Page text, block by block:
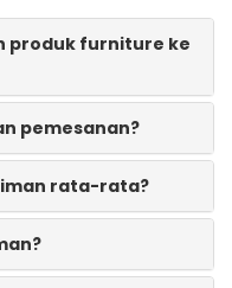
produk furniture ke
pemesanan?
rata-rata?